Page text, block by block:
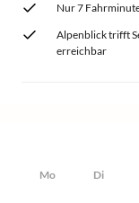
Nur 7
Alpenblick trifft
erreichbar
Mo Di